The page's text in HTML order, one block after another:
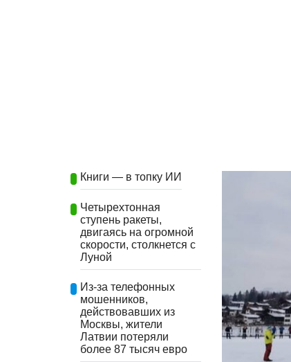
Книги — в топку ИИ
Четырехтонная
ступень ракеты,
двигаясь на огромной
скорости, столкнется с
Луной
Из-за телефонных
мошенников,
действовавших из
Москвы, жители
Латвии потеряли
более 87 тысяч евро